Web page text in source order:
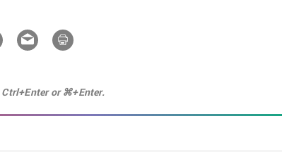
Ctrl+Enter or ⌘+Enter.